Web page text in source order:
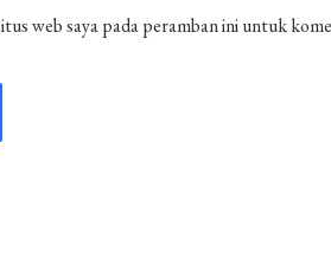
web saya pada peramban ini untuk